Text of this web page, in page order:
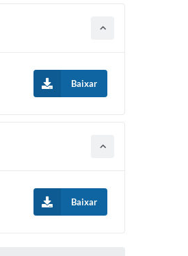
Baixar
Baixar